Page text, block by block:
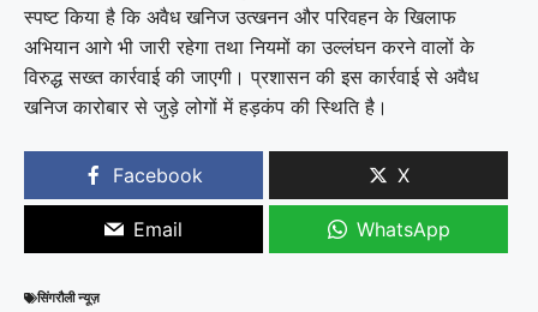
स्पष्ट किया है कि अवैध खनिज उत्खनन और परिवहन के खिलाफ
अभियान आगे भी जारी रहेगा तथा नियमों का उल्लंघन करने वालों के
विरुद्ध सख्त कार्रवाई की जाएगी। प्रशासन की इस कार्रवाई से अवैध
खनिज कारोबार से जुड़े लोगों में हड़कंप की स्थिति है।
Facebook X
Email WhatsApp
सिंगरौली न्यूज़